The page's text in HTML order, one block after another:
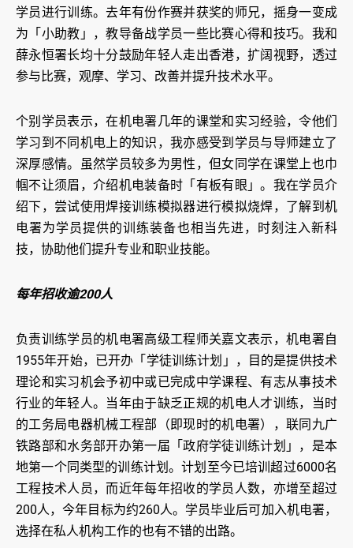
学员进行训练。去年有份作赛并获奖的师兄，摇身一变成
为「小助教」，教导备战学员一些比赛心得和技巧。我和
薛永恒署长均十分鼓励年轻人走出香港，扩阔视野，透过
参与比赛，观摩、学习、改善并提升技术水平。
个别学员表示，在机电署几年的课堂和实习经验，令他们
学习到不同机电上的知识，我亦感受到学员与导师建立了
深厚感情。虽然学员较多为男性，但女同学在课堂上也巾
帼不让须眉，介绍机电装备时「有板有眼」。我在学员介
绍下，尝试使用焊接训练模拟器进行模拟烧焊，了解到机
电署为学员提供的训练装备也相当先进，时刻注入新科
技，协助他们提升专业和职业技能。
每年招收逾200人
负责训练学员的机电署高级工程师关嘉文表示，机电署自
1955年开始，已开办「学徒训练计划」，目的是提供技术
理论和实习机会予初中或已完成中学课程、有志从事技术
行业的年轻人。当年由于缺乏正规的机电人才训练，当时
的工务局电器机械工程部（即现时的机电署），联同九广
铁路部和水务部开办第一届「政府学徒训练计划」，是本
地第一个同类型的训练计划。计划至今已培训超过6000名
工程技术人员，而近年每年招收的学员人数，亦增至超过
200人，今年目标为约260人。学员毕业后可加入机电署，
选择在私人机构工作的也有不错的出路。